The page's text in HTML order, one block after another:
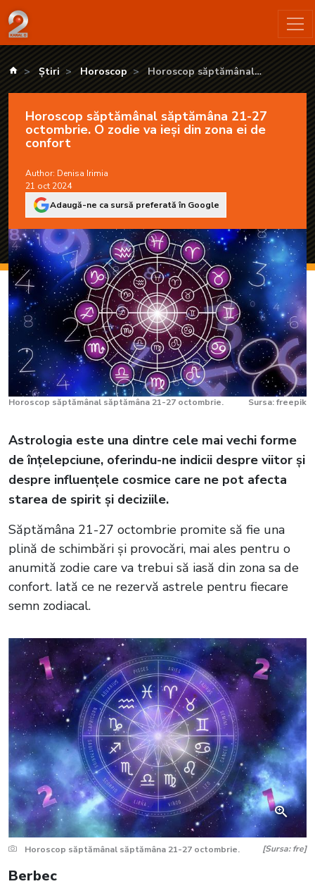
Horoscop săptămânal săptămâna 21-27 octombrie. O zodie
kanald.ro
Știri Horoscop
Horoscop săptămânal
Horoscop săptămânal săptămâna 21-27
octombrie. O zodie va ieși din zona ei de
confort
Author: Denisa Irimia
21 oct 2024
Adaugă-ne ca sursă preferată în Google
Horoscop săptămânal săptămâna 21-27 octombrie. Sursa: freepik
Astrologia este una dintre cele mai vechi forme
de înțelepciune, oferindu-ne indicii despre viitor și
despre influențele cosmice care ne pot afecta
starea de spirit și deciziile.
Săptămâna 21-27 octombrie promite să fie una
plină de schimbări și provocări, mai ales pentru o
anumită zodie care va trebui să iasă din zona sa de
confort. Iată ce ne rezervă astrele pentru fiecare
semn zodiacal.
Horoscop săptămânal săptămâna 21-27 octombrie. [Sursa: fre]
Berbec